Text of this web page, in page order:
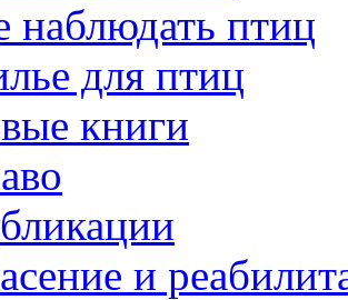
наблюдать птиц
для птиц
книги
и